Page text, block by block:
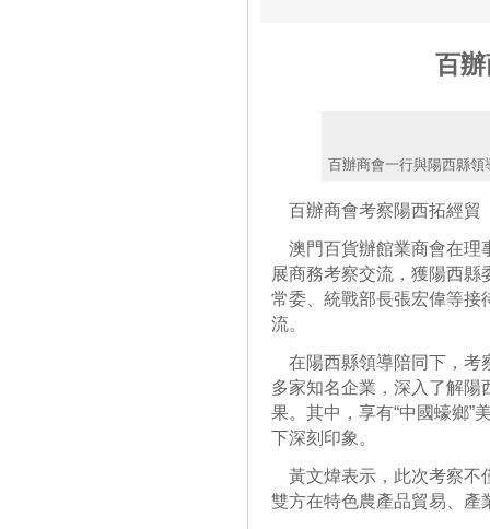
百
百辦商會一行與陽西縣領
百辦商會考察陽西拓經貿
澳門百貨辦館業商會在理
展商務考察交流，獲陽西
常委、統戰部長張宏偉等接
流。
在陽西縣領導陪同下，考
多家知名企業，深入了解陽
果。其中，享有“中國蠔鄉”
下深刻印象。
黃文煒表示，此次考察不
雙方在特色農產品貿易、產